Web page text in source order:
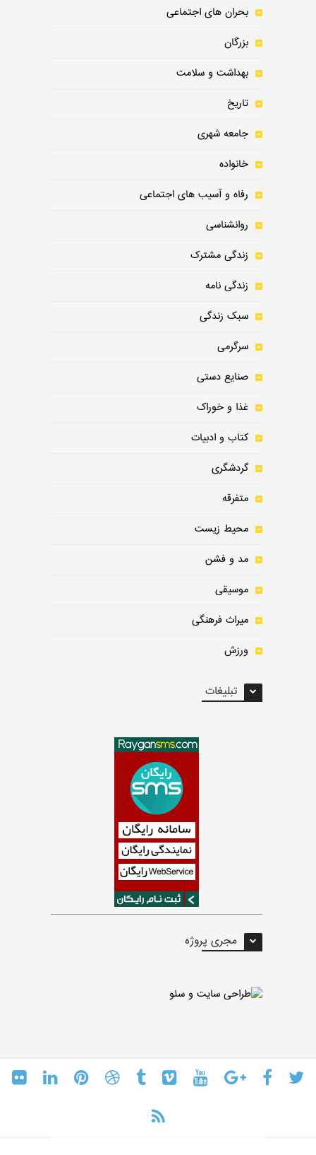
بحران های اجتماعی
بزرگان
بهداشت و سلامت
تاریخ
جامعه شهری
خانواده
رفاه و آسیب های اجتماعی
روانشناسی
زندگی مشترک
زندگی نامه
سبک زندگی
سرگرمی
صنایع دستی
غذا و خوراک
کتاب و ادبیات
گردشگری
متفرقه
محیط زیست
مد و فشن
موسیقی
میراث فرهنگی
ورزش
تبلیغات
مجری پروژه